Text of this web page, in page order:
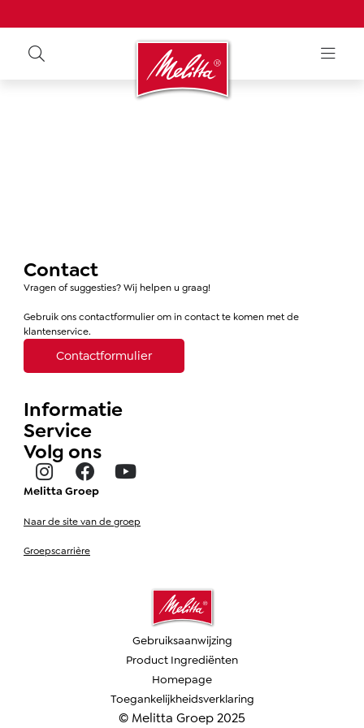
Contact
Vragen of suggesties? Wij helpen u graag!
Gebruik ons contactformulier om in contact te komen met de
klantenservice.
Contactformulier
Informatie
Service
Volg ons
Melitta Groep
Naar de site van de groep
Groepscarrière
© Melitta Groep 2025
Gebruiksaanwijzing
Product Ingrediënten
Homepage
Toegankelijkheidsverklaring